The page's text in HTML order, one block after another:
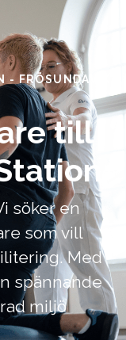
- FRÖSUNDAVIK
till
söker en
som vill
Med
spännande
miljö